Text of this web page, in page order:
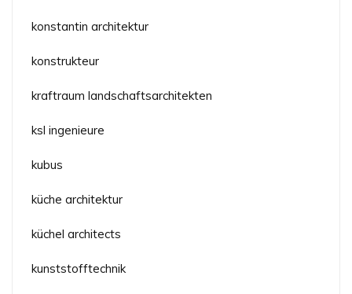
konstantin architektur
konstrukteur
kraftraum landschaftsarchitekten
ksl ingenieure
kubus
küche architektur
küchel architects
kunststofftechnik